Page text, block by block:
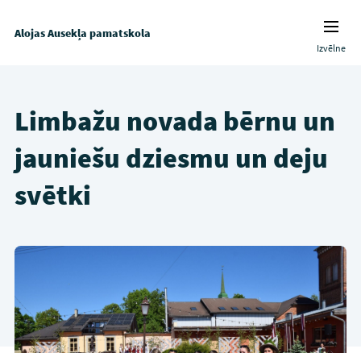
Alojas Ausekļa pamatskola
Izvēlne
Limbažu novada bērnu un
jauniešu dziesmu un deju
svētki